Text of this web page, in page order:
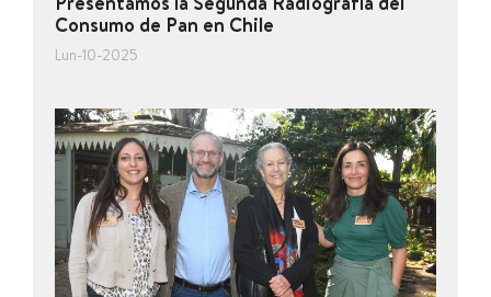
Presentamos la Segunda Radiografía del
Consumo de Pan en Chile
Lun-10-2025